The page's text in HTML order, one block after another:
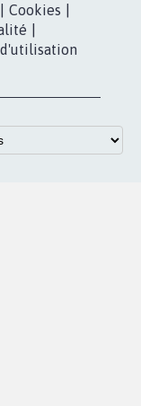
Cookies